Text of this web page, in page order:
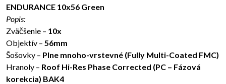
ENDURANCE 10x56 Green
Popis:
Zväčšenie – 10x
Objektív – 56mm
Šošovky – Plne mnoho-vrstevné (Fully Multi-Coated FMC)
Hranoly – Roof Hi-Res Phase Corrected (PC – Fázová
korekcia) BAK4